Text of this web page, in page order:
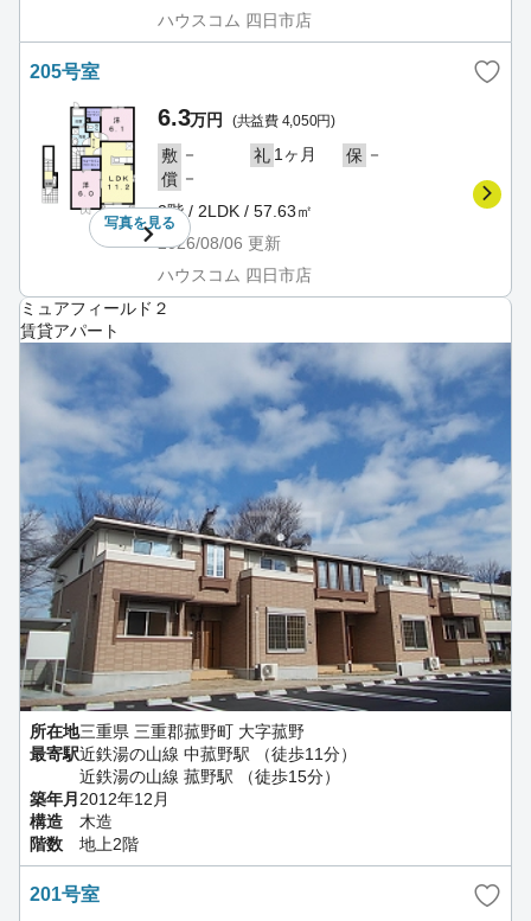
ハウスコム 四日市店
205号室
写真を見る
6.3万円 (共益費 4,050円)
敷 － 礼 1ヶ月 保 －
償 －
2階 / 2LDK / 57.63㎡
2026/08/06 更新
ハウスコム 四日市店
ミュアフィールド２
賃貸アパート
所在地三重県 三重郡菰野町 大字菰野
最寄駅近鉄湯の山線 中菰野駅 （徒歩11分）
近鉄湯の山線 菰野駅 （徒歩15分）
築年月2012年12月
構造
木造
階数
地上2階
201号室